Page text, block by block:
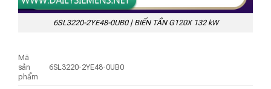
6SL3220-2YE48-0UB0 | BIẾN TẦN G120X 132 kW
Mã
sản
phẩm
6SL3220-2YE48-0UB0